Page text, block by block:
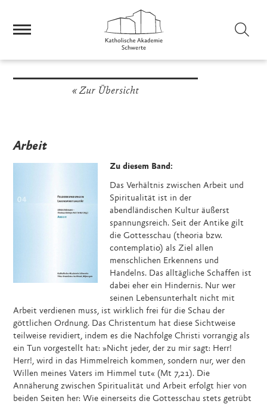
Zur Übersicht
Arbeit
Zu diesem Band:
Das Verhältnis zwischen Arbeit und
Spiritualität ist in der
abendländischen Kultur äußerst
spannungsreich. Seit der Antike gilt
die Gottesschau (theoria bzw.
contemplatio) als Ziel allen
menschlichen Erkennens und
Handelns. Das alltägliche Schaffen ist
dabei eher ein Hindernis. Nur wer
seinen Lebensunterhalt nicht mit
Arbeit verdienen muss, ist wirklich frei für die Schau der
göttlichen Ordnung. Das Christentum hat diese Sichtweise
teilweise revidiert, indem es die Nachfolge Christi vorrangig als
ein Tun vorgestellt hat: »Nicht jeder, der zu mir sagt: Herr!
Herr!, wird in das Himmelreich kommen, sondern nur, wer den
Willen meines Vaters im Himmel tut« (Mt 7,21). Die
Annäherung zwischen Spiritualität und Arbeit erfolgt hier von
beiden Seiten her: Wie einerseits die Gottesschau stets getrübt